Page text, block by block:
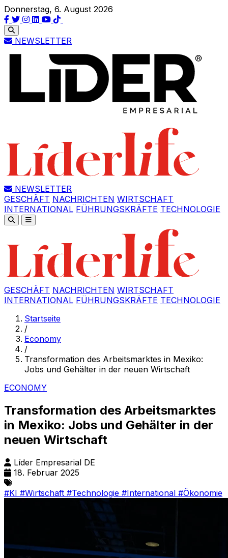
Donnerstag, 6. August 2026
NEWSLETTER
NEWSLETTER
GESCHÄFT NACHRICHTEN WIRTSCHAFT
INTERNATIONAL FÜHRUNGSKRÄFTE TECHNOLOGIE
GESCHÄFT NACHRICHTEN WIRTSCHAFT
INTERNATIONAL FÜHRUNGSKRÄFTE TECHNOLOGIE
Startseite
/
Economy
/
Transformation des Arbeitsmarktes in Mexiko:
Jobs und Gehälter in der neuen Wirtschaft
ECONOMY
Transformation des Arbeitsmarktes
in Mexiko: Jobs und Gehälter in der
neuen Wirtschaft
Líder Empresarial DE
18. Februar 2025
#KI #Wirtschaft #Technologie #International #Ökonomie